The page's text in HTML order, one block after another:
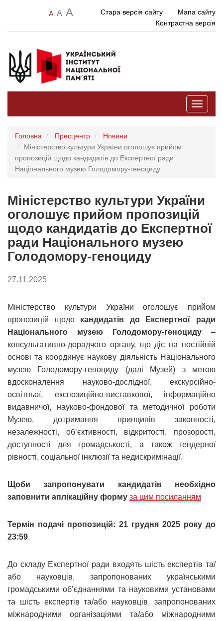
A A A Стара версія сайту
Мапа сайту
Контрастна версія
Toggle
Головна Пресцентр
Новини
Міністерство культури України оголошує прийом
пропозицій щодо кандидатів до Експертної ради
Національного музею Голодомору-геноциду
Міністерство культури України
оголошує прийом пропозицій
щодо кандидатів до Експертної
ради Національного музею
Голодомору-геноциду
27.11.2025
Міністерство культури України оголошує прийом
пропозицій щодо кандидатів до Експертної ради
Національного музею Голодомору-геноциду –
консультативно-дорадчого органу, що діє на постійній
основі та координує наукову діяльність Національного
музею Голодомору-геноциду (далі Музей) з метою
вдосконалення науково-дослідної, екскурсійно-
освітньої, експозиційно-виставкової, інформаційно
видавничої, науково-фондової та методичної роботи
Музею, дотримання принципів законності,
незалежності, об’єктивності, відкритості, прозорості,
доступності для громадськості, а також гендерної
рівності, соціальної інклюзії та недискримінації.
Щоби запропонувати кандидатів необхідно
заповнити аплікаційну форму за цим посиланням
Термін подачі пропозицій: 21 грудня 2025 року до
23:59.
До складу Експертної ради входять шість експертів та/
або науковців, запропонованих українськими
громадськими об’єднаннями та науковими установами
та шість експертів та/або науковців, запропонованих
міжнародними організаціями та/або міжнародними